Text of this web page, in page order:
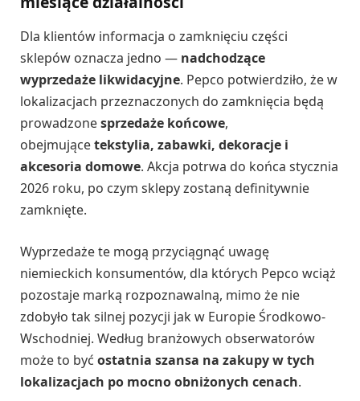
Dla klientów informacja o zamknięciu części
sklepów oznacza jedno — nadchodzące
wyprzedaże likwidacyjne. Pepco potwierdziło, że w
lokalizacjach przeznaczonych do zamknięcia będą
prowadzonesprzedaże końcowe,
obejmującetekstylia, zabawki, dekoracje i
akcesoria domowe. Akcja potrwa do końca stycznia
2026 roku, po czym sklepy zostaną definitywnie
zamknięte.
Wyprzedaże te mogą przyciągnąć uwagę
niemieckich konsumentów, dla których Pepco wciąż
pozostaje marką rozpoznawalną, mimo że nie
zdobyło tak silnej pozycji jak w Europie Środkowo-
Wschodniej. Według branżowych obserwatorów
może to być ostatnia szansa na zakupy w tych
lokalizacjach po mocno obniżonych cenach.